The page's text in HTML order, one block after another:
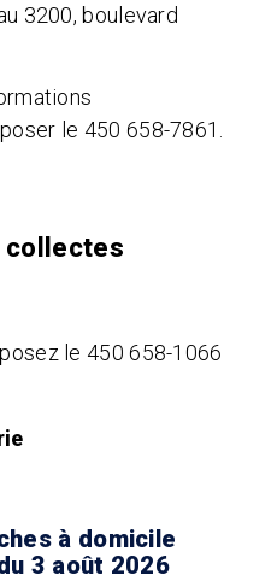
3200, boulevard
le 450 658-7861.
collectes
le 450 658-1066
à domicile
3 août 2026